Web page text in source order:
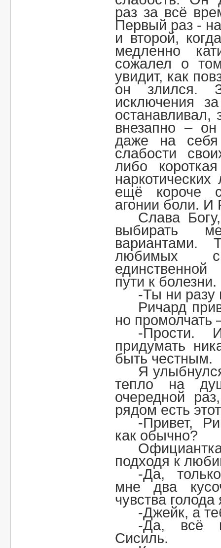
раз за всё
Первый раз -
и второй,
медленно
сожалел о
увидит, как
он злился.
исключения
останавливал,
внезапно –
даже на
слабости
либо
ещё короче
агонии боли. И
Слава
выбирать
вариантами.
любимых
пути к болезни.
-Ты ни разу
Ричард
но промолчать
-
придумать
быть честным.
Я
тепло на
очередной
рядом есть
-Привет,
как обычно?
подходя к
-Да,
мне два
чувства
-Джейк, а
-Да, всё
Сисиль.